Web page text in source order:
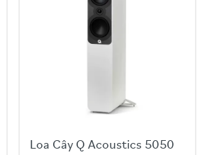
Loa Cây Q Acoustics 5050